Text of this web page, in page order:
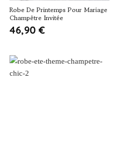
Robe De Printemps Pour Mariage
Champêtre Invitée
46,90 €